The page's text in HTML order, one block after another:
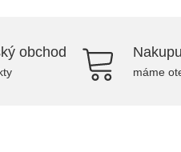
obchod
máme